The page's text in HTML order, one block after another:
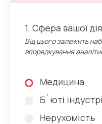
1. Сфера вашої
Від цього залежить
впорядкування
Медицина
Б`юті
Нерухомість